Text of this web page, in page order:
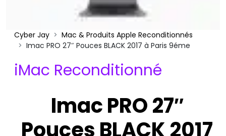
Cyber Jay
Mac & Produits Apple Reconditionnés
Imac PRO 27″ Pouces BLACK 2017 à Paris 9éme
iMac Reconditionné
Imac PRO 27″
Pouces BLACK 2017